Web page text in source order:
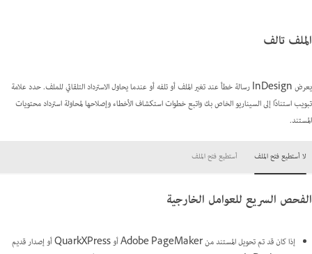
الملف تالف
يعرض InDesign رسالة خطأ عند تغير الملف أو تلفه أو عندما يحاول الاسترداد التلقائي للملف. حدد علامة
تبويب استنادًا إلى السيناريو الخاص بك واتبع خطوات استكشاف الأخطاء وإصلاحها لمحاولة استرداد محتويات
المستند.
لا أستطيع فتح الملف أستطيع فتح الملف
الفحص السريع للعوامل الخارجية
إذا كان قد تم تحويل المستند من Adobe PageMaker أو QuarkXPress أو إصدار قديم